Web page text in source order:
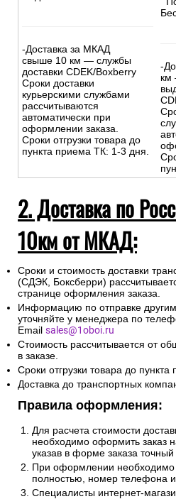
-Доставка за МКАД
свыше 10 км — службы
доставки CDEK/Boxberry
Сроки доставки
курьерскими службами
рассчитываются
автоматически при
оформлении заказа.
Сроки отгрузки товара до
пункта приема ТК: 1-3 дня.
-
км
2. Доставка по
10км от МКАД:
Сроки и стоимость доставки
(СДЭК, Боксберри)
странице оформления заказа.
Информацию по отправке
уточняйте у менеджера по
Email sales@1oboi.ru
Стоимость рассчитывается от
в заказе.
Сроки отгрузки товара до
Доставка до транспортных
Правила оформления:
Для расчета стоимости
необходимо оформить заказ
указав в форме заказа точный
При оформлении необходимо
полностью, номер телефона
Специалисты интернет-